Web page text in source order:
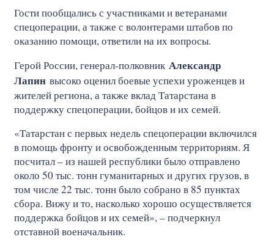
Гости пообщались с участниками и ветеранами
спецоперации, а также с волонтерами штабов по
оказанию помощи, ответили на их вопросы.
Герой России, генерал-полковник Александр
Лапин высоко оценил боевые успехи уроженцев и
жителей региона, а также вклад Татарстана в
поддержку спецоперации, бойцов и их семей.
«Татарстан с первых недель спецоперации включился
в помощь фронту и освобожденным территориям. Я
посчитал – из нашей республики было отправлено
около 50 тыс. тонн гуманитарных и других грузов, в
том числе 22 тыс. тонн было собрано в 85 пунктах
сбора. Вижу и то, насколько хорошо осуществляется
поддержка бойцов и их семей», – подчеркнул
отставной военачальник.